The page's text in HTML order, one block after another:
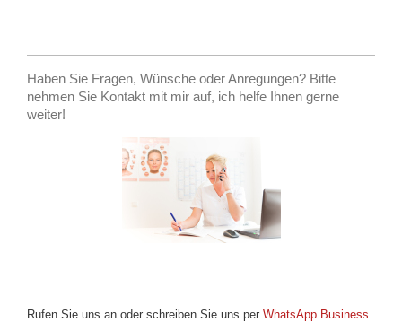
Haben Sie Fragen, Wünsche oder Anregungen? Bitte
nehmen Sie Kontakt mit mir auf, ich helfe Ihnen gerne
weiter!
Rufen Sie uns an oder schreiben Sie uns per WhatsApp Business